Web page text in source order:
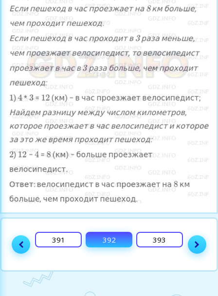
390 391 392 393 394